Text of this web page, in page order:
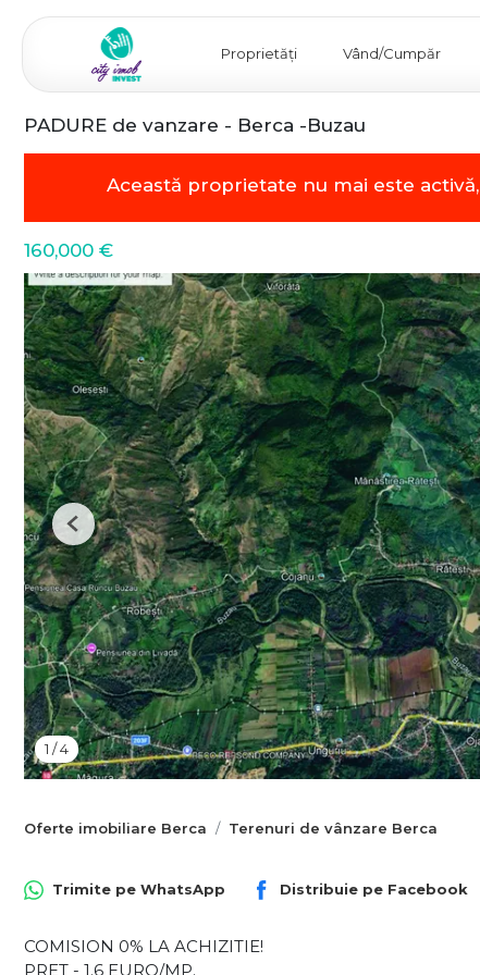
Proprietăți Vând/Cumpăr
PADURE de vanzare - Berca -Buzau
Această proprietate nu mai este activă,
160,000 €
1 /4
Previous
Oferte imobiliare Berca Terenuri de vânzare Berca
Trimite pe WhatsApp Distribuie pe Facebook
COMISION 0% LA ACHIZITIE!
PRET - 1.6 EURO/MP.